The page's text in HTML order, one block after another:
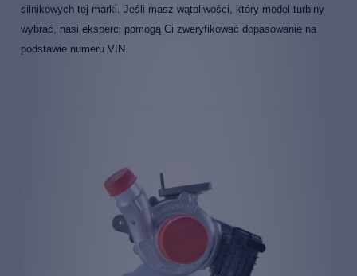
silnikowych tej marki. Jeśli masz wątpliwości, który model turbiny
wybrać, nasi eksperci pomogą Ci zweryfikować dopasowanie na
podstawie numeru VIN.